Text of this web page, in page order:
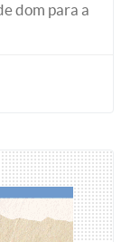
dom para a